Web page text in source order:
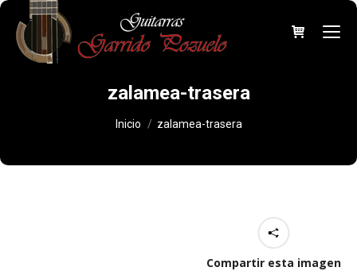
zalamea-trasera
Estás aquí:
Inicio zalamea-trasera
Compartir esta imagen